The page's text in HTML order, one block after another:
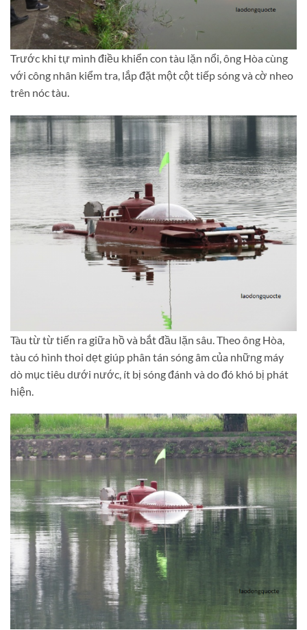
Trước khi tự mình điều khiển con tàu lặn nổi, ông Hòa cùng
với công nhân kiểm tra, lắp đặt một cột tiếp sóng và cờ nheo
trên nóc tàu.
Tàu từ từ tiến ra giữa hồ và bắt đầu lặn sâu. Theo ông Hòa,
tàu có hình thoi dẹt giúp phân tán sóng âm của những máy
dò mục tiêu dưới nước, ít bị sóng đánh và do đó khó bị phát
hiện.